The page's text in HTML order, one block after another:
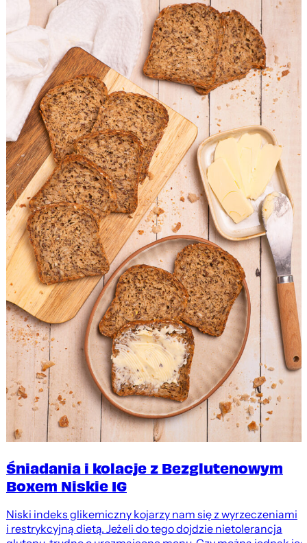
Śniadania i kolacje z Bezglutenowym
Boxem Niskie IG
Niski indeks glikemiczny kojarzy nam się z wyrzeczeniami
i restrykcyjną dietą. Jeżeli do tego dojdzie nietolerancja